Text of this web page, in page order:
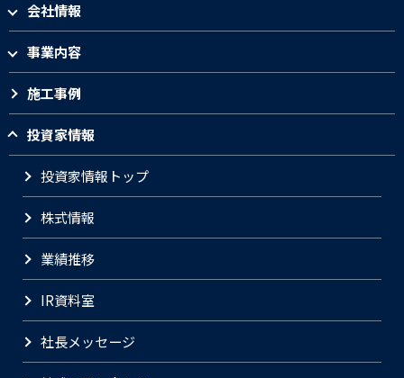
会社情報
事業内容
施工事例
投資家情報
投資家情報トップ
株式情報
業績推移
IR資料室
社長メッセージ